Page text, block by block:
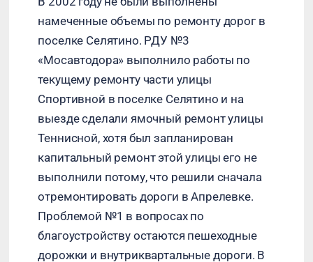
намеченные объемы по ремонту дорог в
поселке Селятино. РДУ №3
«Мосавтодора» выполнило работы по
текущему ремонту части улицы
Спортивной в поселке Селятино и на
выезде сделали ямочный ремонт улицы
Теннисной, хотя был запланирован
капитальный ремонт этой улицы его не
выполнили потому, что решили сначала
отремонтировать дороги в Апрелевке.
Проблемой №1 в вопросах по
благоустройству остаются пешеходные
дорожки и внутриквартальные дороги. В